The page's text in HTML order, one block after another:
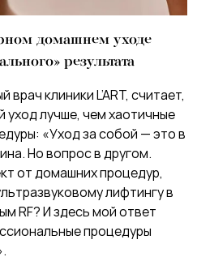
домашнем уходе
результата
клиники L’ART, считает,
уход лучше, чем хаотичные
«Уход за собой — это в
Но вопрос в другом.
от домашних процедур,
лифтингу в
RF? И здесь мой ответ
процедуры